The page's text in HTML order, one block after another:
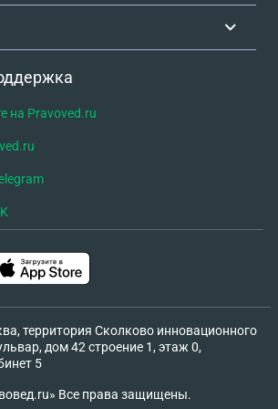
у нас 50 тысяч моральный
на работе по зарплате и оплату
она заберет заявление у
как дело еще не возбудили, ждут
чеками я согласна и на
но не 50, а максимум 5 тысяч.
ли мы подать заявление на
Или шантаж? Можно ли
ответственность? Может у нее и
на Pravoved.ru
территория Сколково инновационного
дом 42 строение 1, этаж 0,
5
Все права защищены.